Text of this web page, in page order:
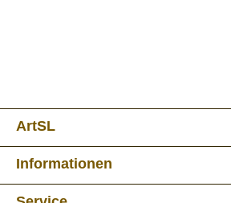
ArtSL
Informationen